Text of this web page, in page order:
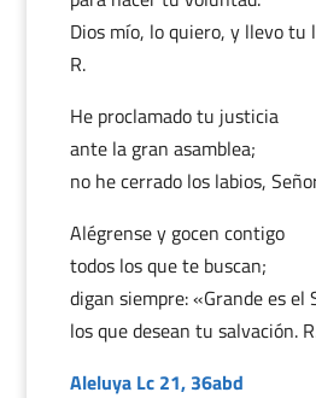
Dios mío, lo quiero, y llevo tu
R.
He proclamado tu justicia
ante la gran asamblea;
no he cerrado los labios,
Alégrense y gocen contigo
todos los que te buscan;
digan siempre: «Grande es el
los que desean tu salvación.
Aleluya Lc 21, 36abd